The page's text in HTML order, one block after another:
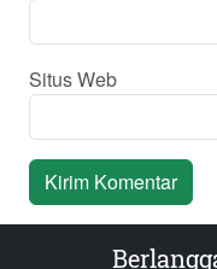
Situs Web